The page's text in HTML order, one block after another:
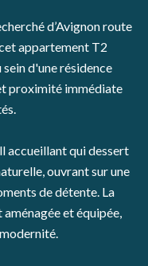
d’Avignon route
appartement T2
d'une résidence
proximité immédiate
accueillant qui dessert
ouvrant sur une
de détente. La
et équipée,